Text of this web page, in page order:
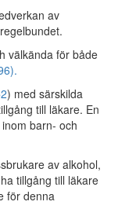
av
välkända för både
) med särskilda
till läkare. En
barn- och
av alkohol,
tillgång till läkare
för denna